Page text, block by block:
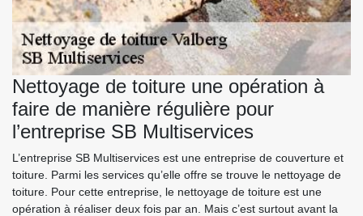
Nettoyage de toiture une opération à
faire de manière régulière pour
l’entreprise SB Multiservices
L’entreprise SB Multiservices est une entreprise de couverture et
toiture. Parmi les services qu’elle offre se trouve le nettoyage de
toiture. Pour cette entreprise, le nettoyage de toiture est une
opération à réaliser deux fois par an. Mais c’est surtout avant la